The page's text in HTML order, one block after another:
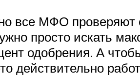
все МФО проверяют
просто искать
одобрения. А
действительно